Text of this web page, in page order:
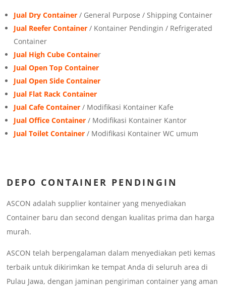
Jual Dry Container / General Purpose / Shipping Container
Jual Reefer Container / Kontainer Pendingin / Refrigerated
Container
Jual High Cube Container
Jual Open Top Container
Jual Open Side Container
Jual Flat Rack Container
Jual Cafe Container / Modifikasi Kontainer Kafe
Jual Office Container / Modifikasi Kontainer Kantor
Jual Toilet Container / Modifikasi Kontainer WC umum
DEPO CONTAINER PENDINGIN
ASCON adalah supplier kontainer yang menyediakan
Container baru dan second dengan kualitas prima dan harga
murah.
ASCON telah berpengalaman dalam menyediakan peti kemas
terbaik untuk dikirimkan ke tempat Anda di seluruh area di
Pulau Jawa, dengan jaminan pengiriman container yang aman